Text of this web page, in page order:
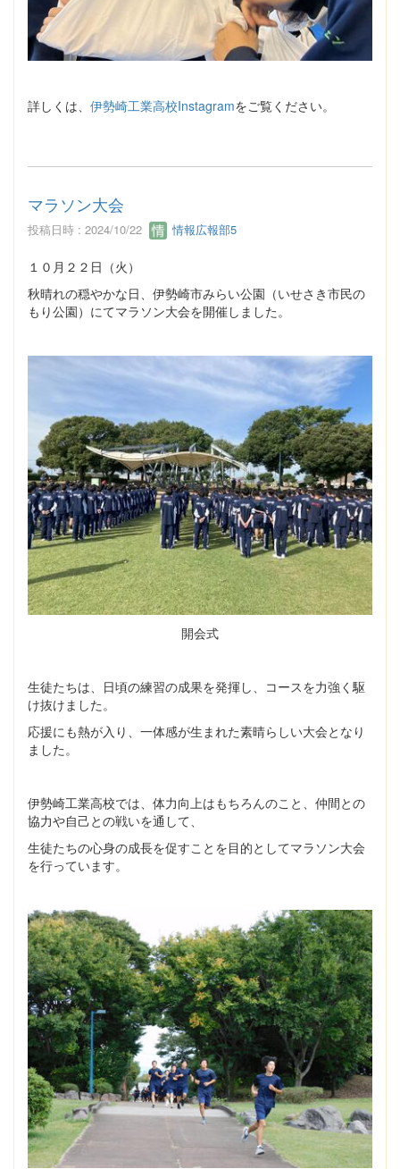
詳しくは、 伊勢崎工業高校Instagramをご覧ください。
マラソン大会
投稿日時 : 2024/10/22 情報広報部5
１０月２２日（火）
秋晴れの穏やかな日、伊勢崎市みらい公園（いせさき市民の
もり公園）にてマラソン大会を開催しました。
開会式
生徒たちは、日頃の練習の成果を発揮し、コースを力強く駆
け抜けました。
応援にも熱が入り、一体感が生まれた素晴らしい大会となり
ました。
伊勢崎工業高校では、体力向上はもちろんのこと、仲間との
協力や自己との戦いを通して、
生徒たちの心身の成長を促すことを目的としてマラソン大会
を行っています。